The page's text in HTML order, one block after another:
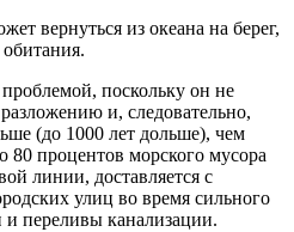
вернуться из океана на берег,
поскольку он не
и, следовательно,
(до 1000 лет дольше), чем
процентов морского мусора
линии, доставляется с
улиц во время сильного
и переливы канализации.